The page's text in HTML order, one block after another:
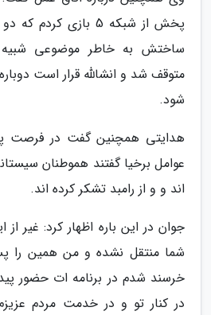
پخش از شبکه 5 بازی
ساختش به خاطر موضوعی شبیه
متوقف شد و انشالله قرار است
شود.
هدایتی همچنین گفت در فرصت
عوامل برخیا گفتند هموطنان
اند و و از رامبد تشکر کرده اند.
جوان در این باره اظهار کرد: غیر
شما منتقل نشده و من همین را
خرسند شدم در برنامه ات حضور
در کنار تو و در خدمت مردم